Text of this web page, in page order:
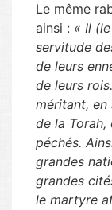
Le même
ainsi : « Il
servitude
de leurs
de leurs
méritant, en
de la
péchés.
grandes
grandes
le martyre